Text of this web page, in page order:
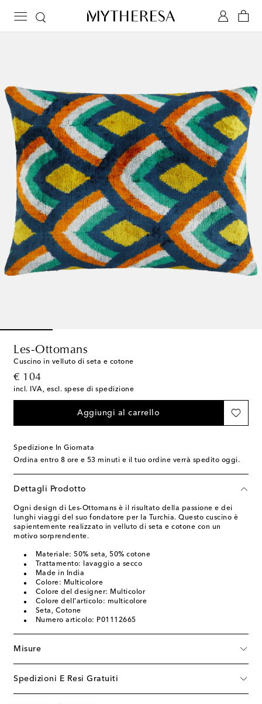
Les-Ottomans
Cuscino in velluto di seta e cotone
€ 104
original price
incl. IVA, escl. spese di spedizione
Aggiungi al carrello
Spedizione In Giornata
Ordina entro 8 ore e 53 minuti e il tuo ordine verrà spedito oggi.
Dettagli Prodotto
Ogni design di Les-Ottomans è il risultato della passione e dei
lunghi viaggi del suo fondatore per la Turchia. Questo cuscino è
sapientemente realizzato in velluto di seta e cotone con un
motivo sorprendente.
Materiale: 50% seta, 50% cotone
Trattamento: lavaggio a secco
Made in India
Colore: Multicolore
Colore del designer: Multicolor
Colore dell'articolo: multicolore
Seta, Cotone
Numero articolo: P01112665
Misure
Spedizioni E Resi Gratuiti